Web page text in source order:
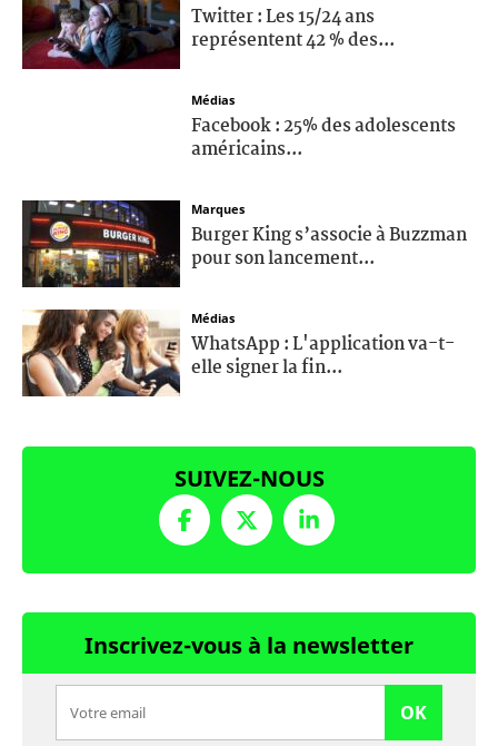
Twitter : Les 15/24 ans
représentent 42 % des...
Médias
Facebook : 25% des adolescents
américains...
Marques
Burger King s’associe à Buzzman
pour son lancement...
Médias
WhatsApp : L'application va-t-
elle signer la fin...
SUIVEZ-NOUS
Inscrivez-vous à la newsletter
OK